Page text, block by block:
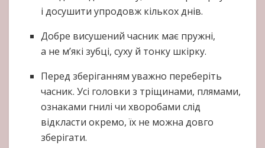
і досушити упродовж кількох днів.
Добре висушений часник має пружні,
а не м’які зубці, суху й тонку шкірку.
Перед зберіганням уважно переберіть
часник. Усі головки з тріщинами, плямами,
ознаками гнилі чи хворобами слід
відкласти окремо, їх не можна довго
зберігати.